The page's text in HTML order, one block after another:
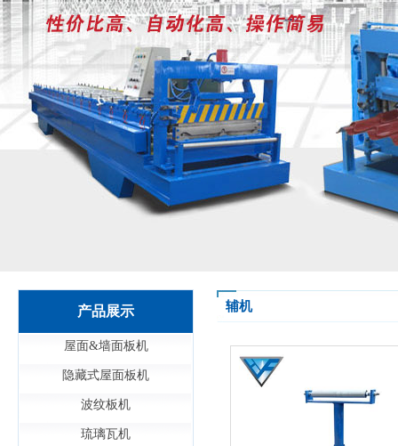
产品展示
屋面&墙面板机
隐藏式屋面板机
波纹板机
琉璃瓦机
辅机